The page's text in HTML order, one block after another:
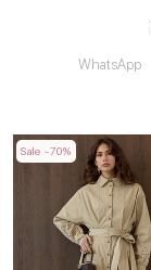
WhatsApp
Sale -70%